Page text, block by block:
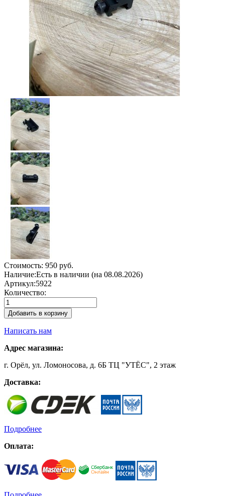
Стоимость: 950 руб.
Наличие:Есть в наличии (на 08.08.2026)
Артикул:5922
Количество:
Добавить в корзину
Написать нам
Адрес магазина:
г. Орёл, ул. Ломоносова, д. 6Б ТЦ "УТЁС", 2 этаж
Доставка:
Подробнее
Оплата: